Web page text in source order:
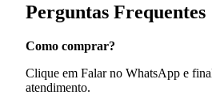
Perguntas Frequentes
Como comprar?
Clique em Falar no WhatsApp e
atendimento.